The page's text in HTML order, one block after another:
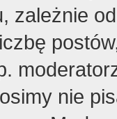
zależnie
nie